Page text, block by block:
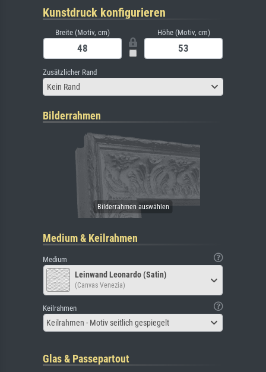
Kunstdruck konfigurieren
Breite (Motiv, cm) Höhe (Motiv, cm)
Zusätzlicher Rand
Kein Rand
Bilderrahmen
Medium & Keilrahmen
Medium
Leinwand Leonardo (Satin)
(Canvas Venezia)
Keilrahmen
Keilrahmen - Motiv seitlich gespiegelt
Glas & Passepartout